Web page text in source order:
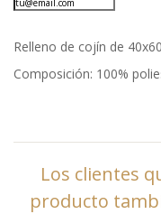
Relleno de cojín de
Composición: 100%
Los clientes
producto